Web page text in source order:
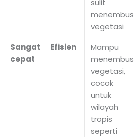
menembus
vegetasi
Sangat
cepat
Efisien
Mampu
menembus
vegetasi,
cocok
untuk
wilayah
tropis
seperti